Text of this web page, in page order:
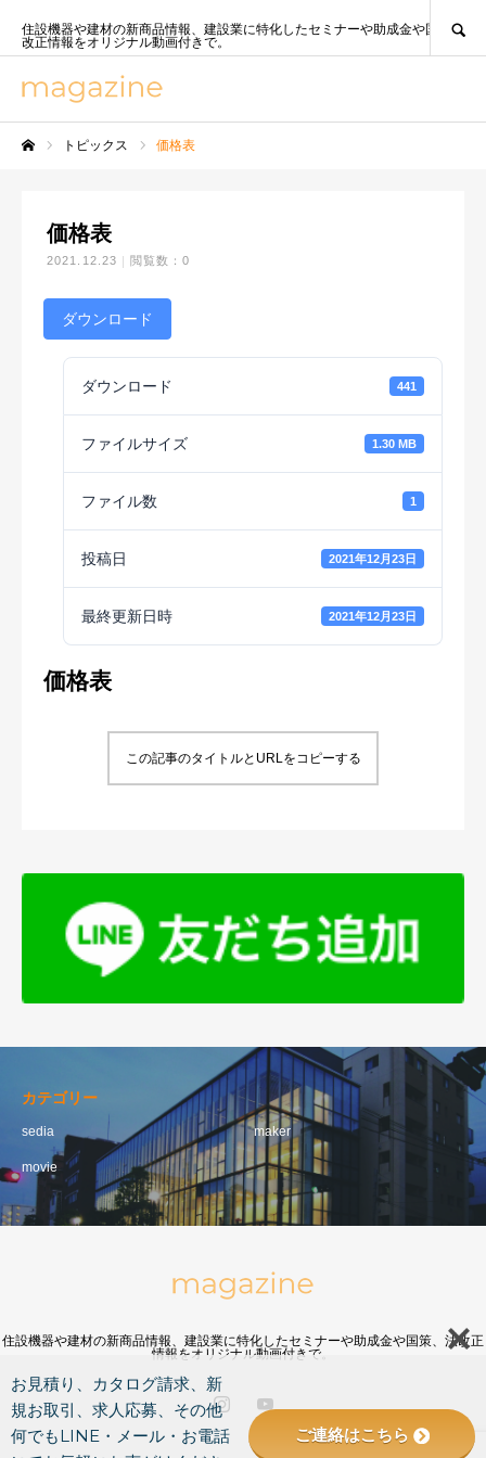
住設機器や建材の新商品情報、建設業に特化したセミナーや助成金や国策、法
改正情報をオリジナル動画付きで。
トピックス 価格表
価格表
2021.12.23 閲覧数：0
ダウンロード
ダウンロード 441
ファイルサイズ 1.30 MB
ファイル数 1
投稿日 2021年12月23日
最終更新日時 2021年12月23日
価格表
この記事のタイトルとURLをコピーする
カテゴリー
sedia maker
movie
住設機器や建材の新商品情報、建設業に特化したセミナーや助成金や国策、法改正
情報をオリジナル動画付きで。
お見積り、カタログ請求、新
規お取引、求人応募、その他
何でもLINE・メール・お電話
ご連絡はこちら